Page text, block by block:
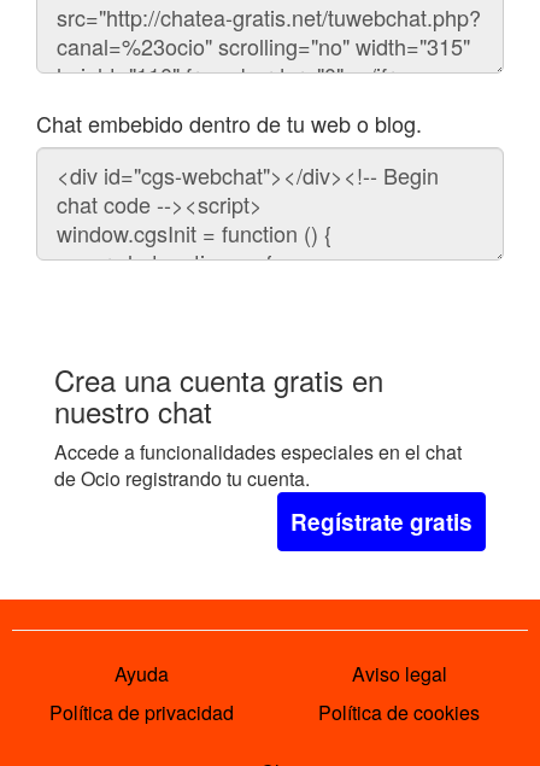
chat
Chat embebido dentro de tu web o blog.
Código
para
embeber
chat
Crea una cuenta gratis en
nuestro chat
Accede a funcionalidades especiales en el chat
de Ocio registrando tu cuenta.
Regístrate gratis
Ayuda
Aviso legal
Política de privacidad
Política de cookies